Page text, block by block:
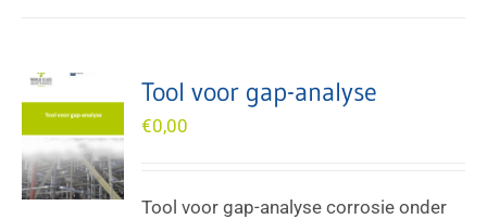
Tool voor gap-analyse
€0,00
Tool voor gap-analyse corrosie onder